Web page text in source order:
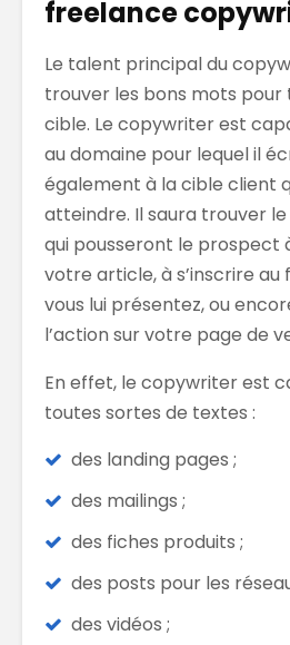
freelance
Le talent principal du
trouver les bons mots
cible. Le copywriter est
au domaine pour lequel il
également à la cible client
atteindre. Il saura trouver
qui pousseront le prospect
votre article, à s’inscrire au
vous lui présentez, ou
l’action sur votre page de
En effet, le copywriter est
toutes sortes de textes :
des landing pages ;
des mailings ;
des fiches produits ;
des posts pour les
des vidéos ;